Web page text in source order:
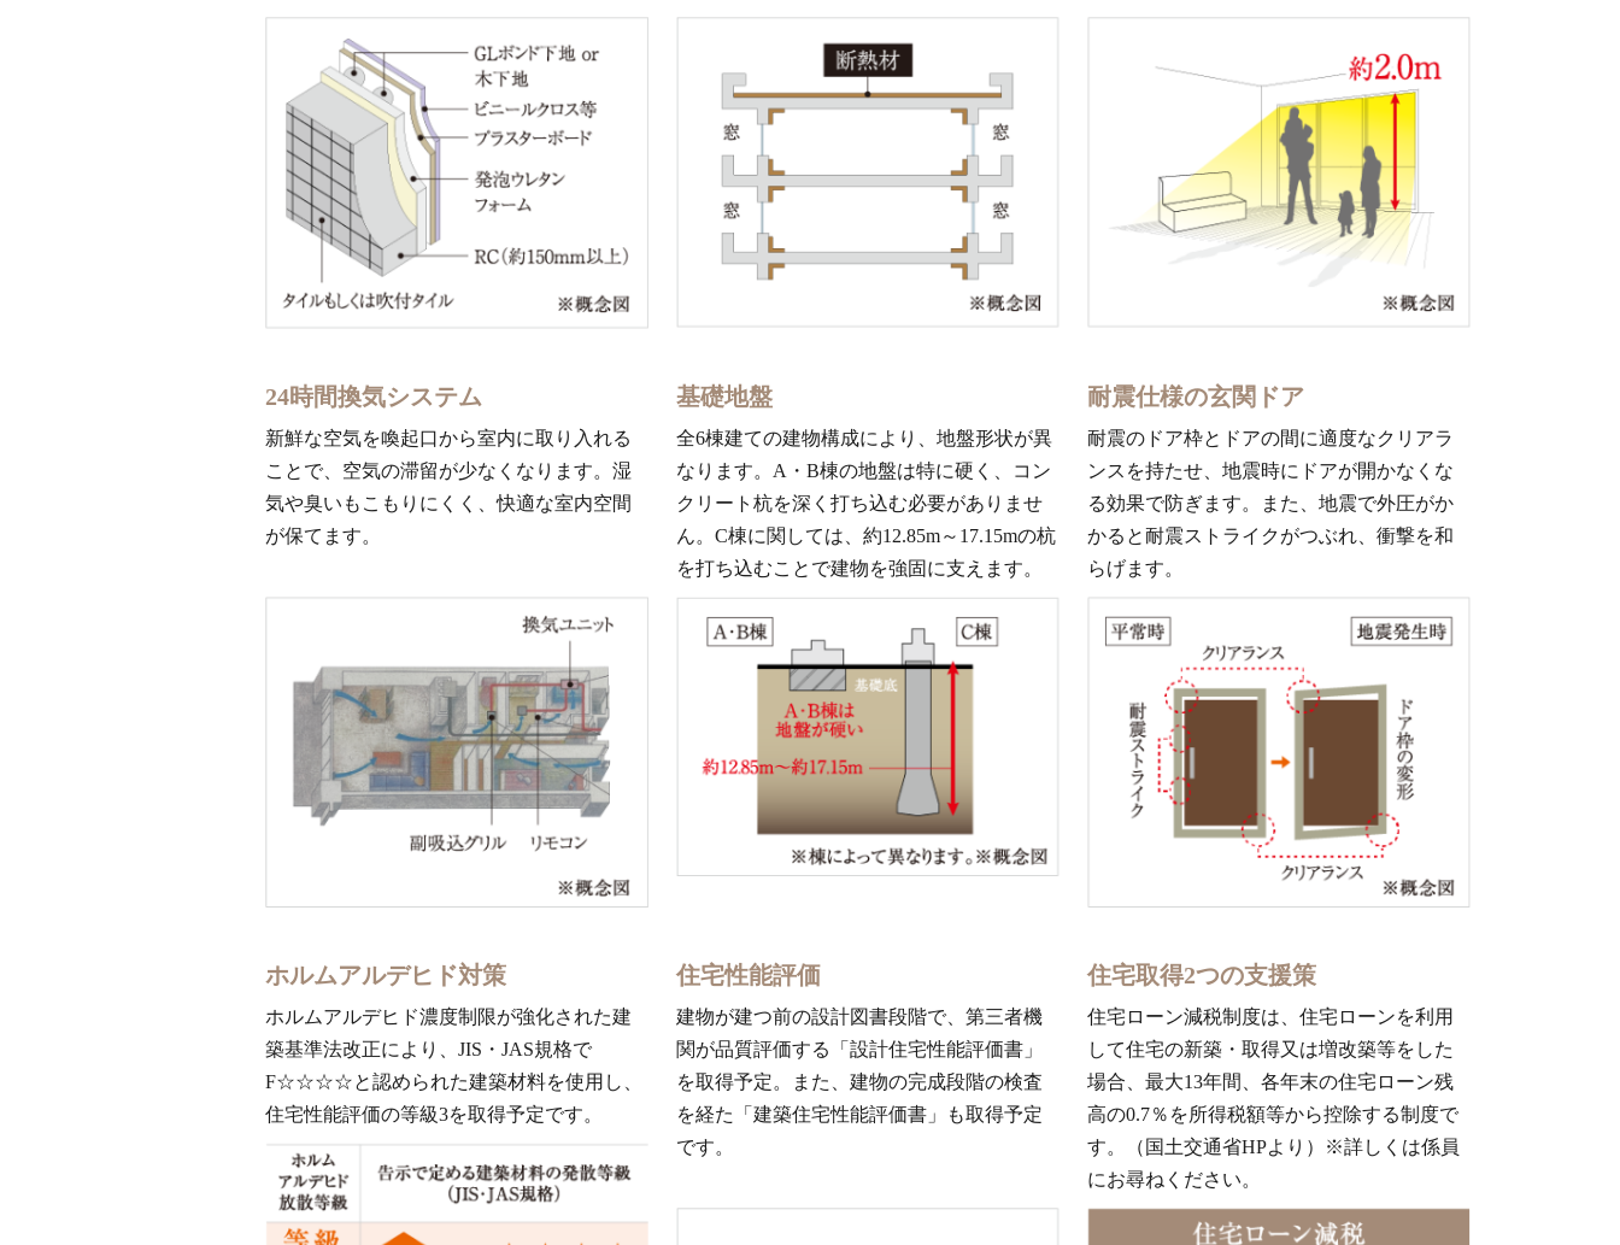
24時間換気システム
新鮮な空気を喚起口から室内に取り入れる
ことで、空気の滞留が少なくなります。湿
気や臭いもこもりにくく、快適な室内空間
が保てます。
基礎地盤
全6棟建ての建物構成により、地盤形状が異
なります。A・B棟の地盤は特に硬く、コン
クリート杭を深く打ち込む必要がありませ
ん。C棟に関しては、約12.85m～17.15mの杭
を打ち込むことで建物を強固に支えます。
耐震仕様の玄関ドア
耐震のドア枠とドアの間に適度なクリアラ
ンスを持たせ、地震時にドアが開かなくな
る効果で防ぎます。また、地震で外圧がか
かると耐震ストライクがつぶれ、衝撃を和
らげます。
ホルムアルデヒド対策
ホルムアルデヒド濃度制限が強化された建
築基準法改正により、JIS・JAS規格で
F☆☆☆☆と認められた建築材料を使用し、
住宅性能評価の等級3を取得予定です。
住宅性能評価
建物が建つ前の設計図書段階で、第三者機
関が品質評価する「設計住宅性能評価書」
を取得予定。また、建物の完成段階の検査
を経た「建築住宅性能評価書」も取得予定
です。
住宅取得2つの支援策
住宅ローン減税制度は、住宅ローンを利用
して住宅の新築・取得又は増改築等をした
場合、最大13年間、各年末の住宅ローン残
高の0.7％を所得税額等から控除する制度で
す。（国土交通省HPより）※詳しくは係員
にお尋ねください。